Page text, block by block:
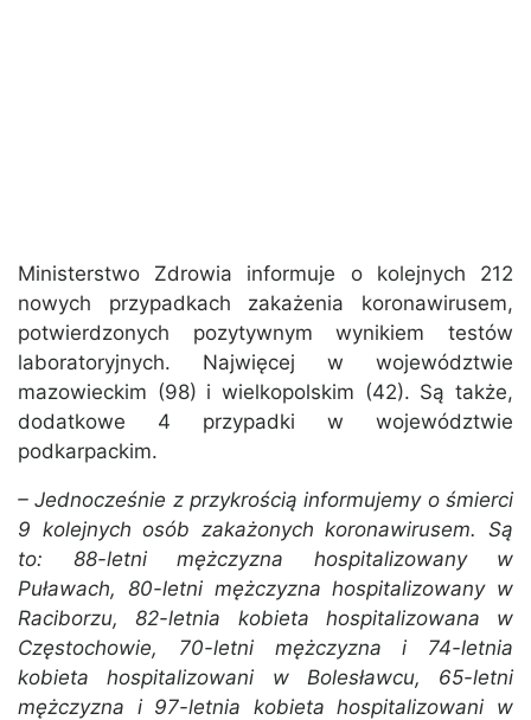
Ministerstwo Zdrowia informuje o kolejnych 212
nowych przypadkach zakażenia koronawirusem,
potwierdzonych pozytywnym wynikiem testów
laboratoryjnych. Najwięcej w województwie
mazowieckim (98) i wielkopolskim (42). Są także,
dodatkowe 4 przypadki w województwie
podkarpackim.
– Jednocześnie z przykrością informujemy o śmierci
9 kolejnych osób zakażonych koronawirusem. Są
to: 88-letni mężczyzna hospitalizowany w
Puławach, 80-letni mężczyzna hospitalizowany w
Raciborzu, 82-letnia kobieta hospitalizowana w
Częstochowie, 70-letni mężczyzna i 74-letnia
kobieta hospitalizowani w Bolesławcu, 65-letni
mężczyzna i 97-letnia kobieta hospitalizowani w